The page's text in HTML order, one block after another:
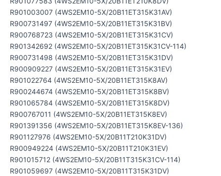
R901003007 (4WS2EM10-5X/20B11ET315K31AV)
R900731497 (4WS2EM10-5X/20B11ET315K31BV)
R900768723 (4WS2EM10-5X/20B11ET315K31CV)
R901342692 (4WS2EM10-5X/20B11ET315K31CV-114)
R900731498 (4WS2EM10-5X/20B11ET315K31DV)
R900909227 (4WS2EM10-5X/20B11ET315K31EV)
R901022764 (4WS2EM10-5X/20B11ET315K8AV)
R900244674 (4WS2EM10-5X/20B11ET315K8BV)
R901065784 (4WS2EM10-5X/20B11ET315K8DV)
R900767011 (4WS2EM10-5X/20B11ET315K8EV)
R901391356 (4WS2EM10-5X/20B11ET315K8EV-136)
R901127976 (4WS2EM10-5X/20B11T210K31DV)
R900949224 (4WS2EM10-5X/20B11T210K31EV)
R901015712 (4WS2EM10-5X/20B11T315K31CV-114)
R901059697 (4WS2EM10-5X/20B11T315K31DV)